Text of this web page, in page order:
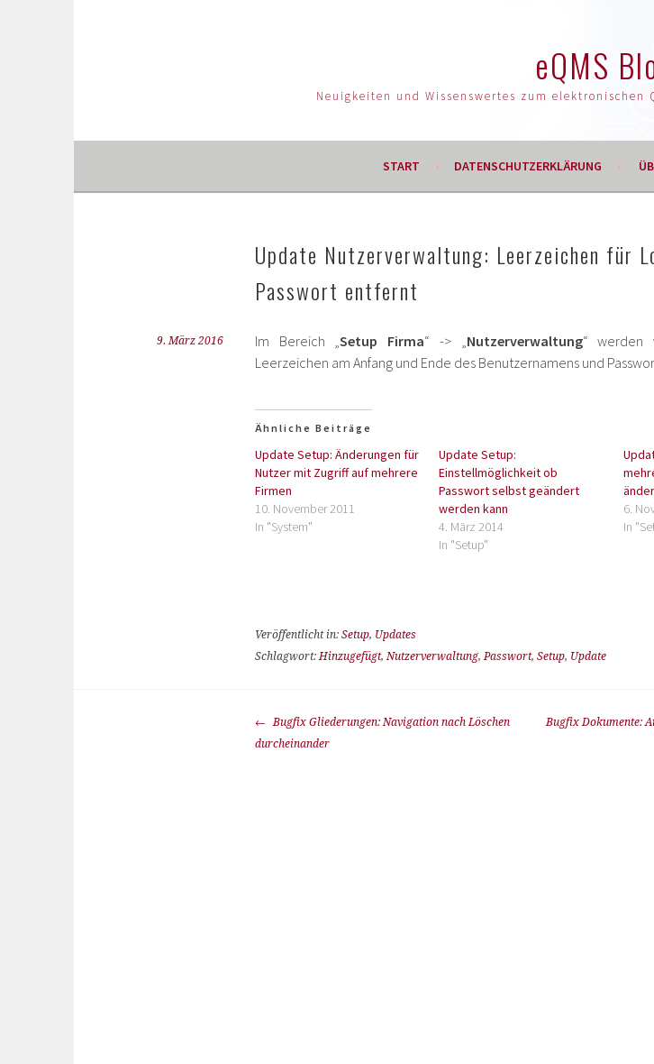
eQMS
Neuigkeiten und Wissenswertes zum elektronischen
START DATENSCHUTZERKLÄRUNG
Update Nutzerverwaltung: Leerzeichen für
Passwort entfernt
9. März 2016 Im Bereich „Setup Firma“ -> „Nutzerverwaltung“ werden
Leerzeichen am Anfang und Ende des Benutzernamens und
Ähnliche Beiträge
Update Setup: Änderungen für
Nutzer mit Zugriff auf mehrere
Firmen
10. November 2011
In "System"
Update Setup:
Einstellmöglichkeit ob
Passwort selbst geändert
werden kann
4. März 2014
In "Setup"
6.
In
Veröffentlicht in: Setup, Updates
Schlagwort:Hinzugefügt,Nutzerverwaltung,Passwort, Setup, Update
Bugfix Gliederungen: Navigation nach Löschen
durcheinander
Bugfix Dokumente: